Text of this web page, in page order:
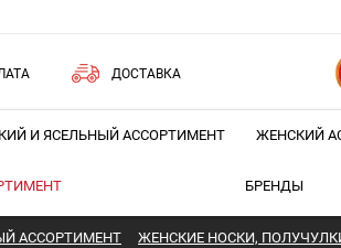
ДОСТАВКА
И ЯСЕЛЬНЫЙ АССОРТИМЕНТ ЖЕНСКИЙ
БРЕНДЫ
АССОРТИМЕНТ ЖЕНСКИЕ НОСКИ,